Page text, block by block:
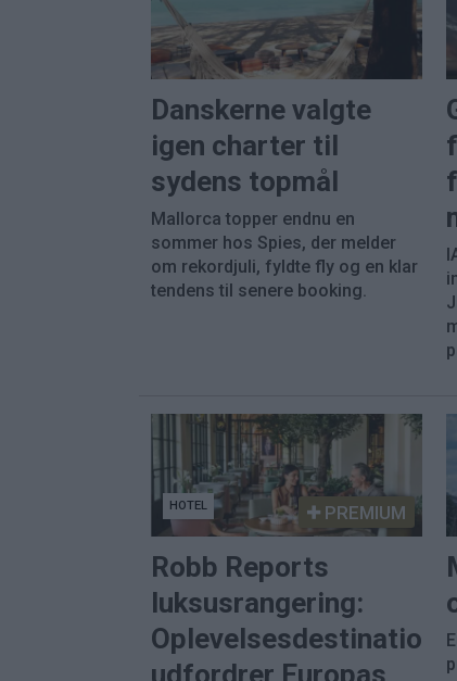
Danskerne valgte
igen charter til
sydens topmål
Mallorca topper endnu en
sommer hos Spies, der melder
om rekordjuli, fyldte fly og en klar
tendens til senere booking.
HOTEL PREMIUM
Robb Reports
luksusrangering:
udfordrer Europas